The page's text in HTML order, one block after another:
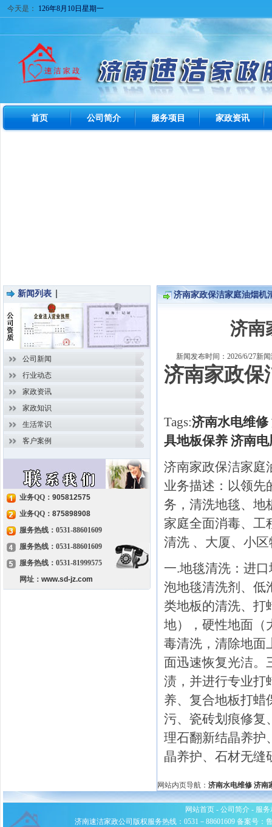
今天是： 126年8月10日星期一
首页 公司简介 服务项目 家政资讯
新闻列表
公司新闻
行业动态
家政资讯
家政知识
生活常识
客户案例
业务QQ： 905812575
业务QQ： 875898908
服务热线：0531-88601609
服务热线：0531-88601609
服务热线：0531-81999575
网址： www.sd-jz.com
济南家政保洁家庭油烟机
济南
新闻发布时间：2026/6/27新
济南家政保
Tags:济南水电维修
具地板保养 济南
济南家政保洁家庭
业务描述：以领先
务，清洗地毯、地
家庭全面消毒、工
清洗 、大厦、小
一.地毯清洗：进
泡地毯清洗剂、低
类地板的清洗、打
地），硬性地面（
毒清洗，清除地面
面迅速恢复光洁。
渍，并进行专业打
养、复合地板打蜡
污、瓷砖划痕修复
理石翻新结晶养护
晶养护、石材无缝
网站内页导航： 济南水电维修 济南
网站首页- 公司简介- 服务
济南速洁家政公司版权服务热线：0531－88601609 备案号：